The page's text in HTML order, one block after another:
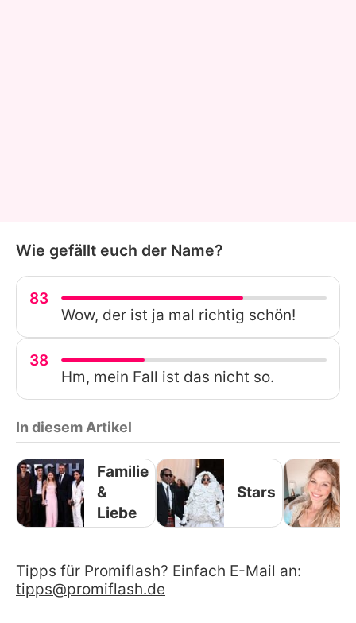
Wie gefällt euch der Name?
83
Wow, der ist ja mal richtig schön!
38
Hm, mein Fall ist das nicht so.
In diesem Artikel
Familie
&
Liebe
Stars
Tipps für Promiflash? Einfach E-Mail an:
tipps@promiflash.de